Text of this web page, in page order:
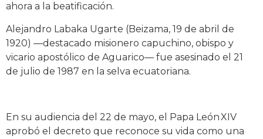
ahora a la beatificación.
Alejandro Labaka Ugarte (Beizama, 19 de abril de
1920) —destacado misionero capuchino, obispo y
vicario apostólico de Aguarico— fue asesinado el 21
de julio de 1987 en la selva ecuatoriana.
En su audiencia del 22 de mayo, el Papa León XIV
aprobó el decreto que reconoce su vida como una